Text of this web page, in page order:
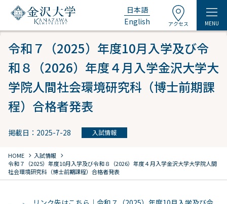
日本語
English
アクセス MENU
令和７（2025）年度10月入学及び令
和８（2026）年度４月入学金沢大学大
学院人間社会環境研究科（博士前期課
程）合格者発表
掲載日：2025-7-28 入試情報
HOME chevron_right 入試情報 chevron_right
令和７（2025）年度10月入学及び令和８（2026）年度４月入学金沢大学大学院人間
社会環境研究科（博士前期課程）合格者発表